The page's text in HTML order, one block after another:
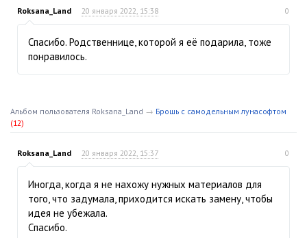
Roksana_Land 20 января 2022, 15:38 0
Спасибо. Родственнице, которой я её подарила, тоже
понравилось.
Альбом пользователя Roksana_Land → Брошь с самодельным лунасофтом
(12)
Roksana_Land 20 января 2022, 15:37 0
Иногда, когда я не нахожу нужных материалов для
того, что задумала, приходится искать замену, чтобы
идея не убежала.
Спасибо.